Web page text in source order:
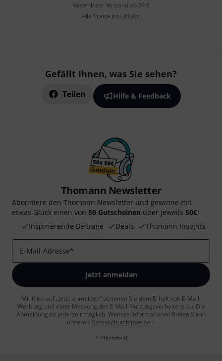
Kostenloser Versand ab 29 €
Alle Preise inkl. MwSt.
Gefällt Ihnen, was Sie sehen?
Teilen Hilfe & Feedback
Thomann Newsletter
Abonniere den Thomann Newsletter und gewinne mit
etwas Glück einen von 50 Gutscheinen über jeweils 50€!
Inspirierende Beiträge
Deals Thomann Insights
E-Mail-Adresse*
Jetzt anmelden
Mit Klick auf „Jetzt anmelden“ stimmen Sie dem Erhalt von E-Mail-
Werbung und einer Messung des E-Mail-Nutzungsverhaltens zu. Die
Abmeldung ist jederzeit möglich. Weitere Informationen finden Sie in
unseren Datenschutzhinweisen.
* Pflichtfeld